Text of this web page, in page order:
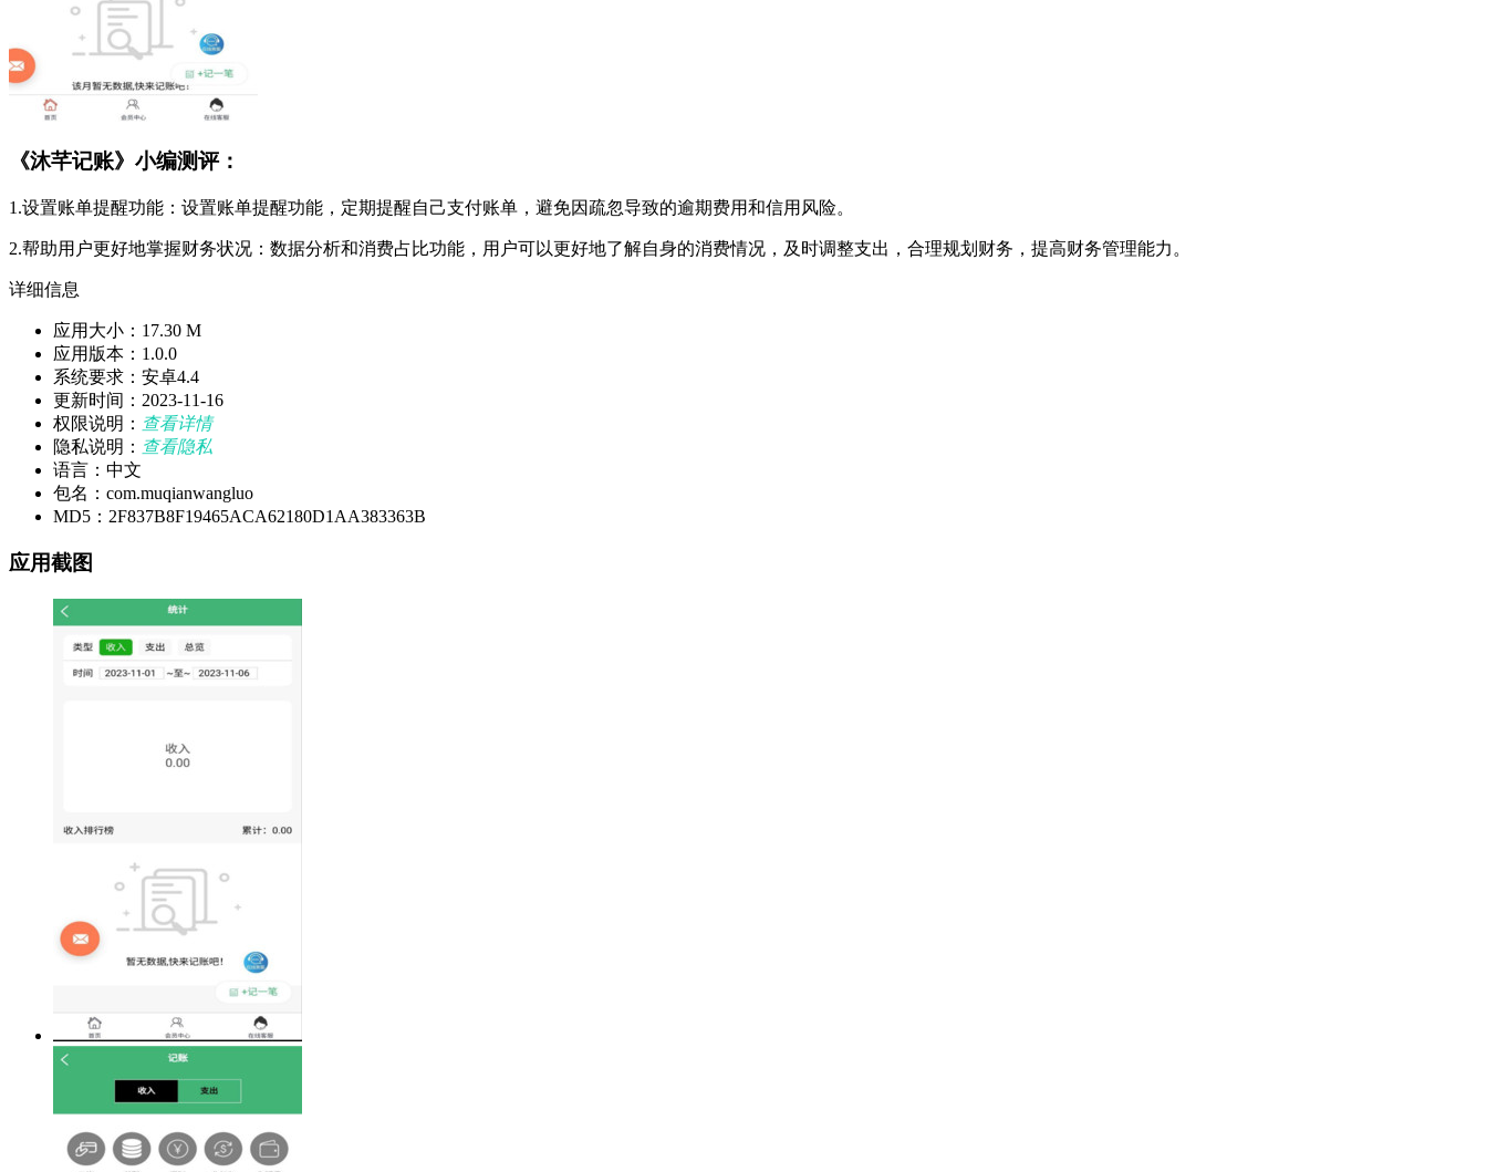
《沐芊记账》小编测评：
1.设置账单提醒功能：设置账单提醒功能，定期提醒自己支付账单，避免因疏忽导致的逾期费用和信用风险。
2.帮助用户更好地掌握财务状况：数据分析和消费占比功能，用户可以更好地了解自身的消费情况，及时调整支出，合理规划财务，提高财务管理能力。
详细信息
应用大小：17.30 M
应用版本：1.0.0
系统要求：安卓4.4
更新时间：2023-11-16
权限说明： 查看详情
隐私说明： 查看隐私
语言：中文
包名：com.muqianwangluo
MD5：2F837B8F19465ACA62180D1AA383363B
应用截图